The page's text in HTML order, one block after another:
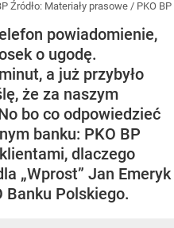
Źródło: Materiały prasowe / PKO BP
powiadomienie,
o ugodę.
a już przybyło
że za naszym
bo co odpowiedzieć
banku: PKO BP
dlaczego
„Wprost” Jan Emeryk
Banku Polskiego.